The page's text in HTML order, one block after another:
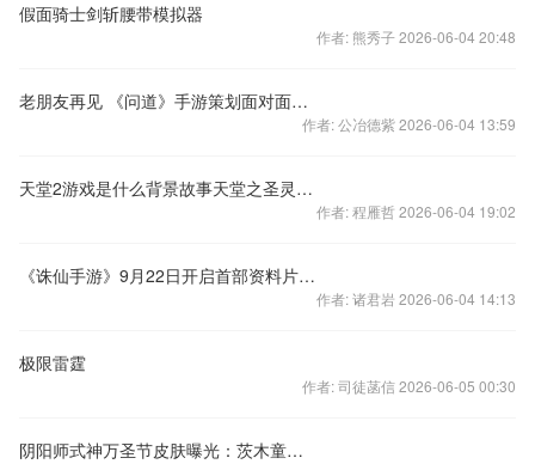
假面骑士剑斩腰带模拟器
作者: 熊秀子 2026-06-04 20:48
老朋友再见 《问道》手游策划面对面第二波实录
作者: 公冶德紫 2026-06-04 13:59
天堂2游戏是什么背景故事天堂之圣灵手游特色有哪些
作者: 程雁哲 2026-06-04 19:02
《诛仙手游》9月22日开启首部资料片 全新玩法系统爆料
作者: 诸君岩 2026-06-04 14:13
极限雷霆
作者: 司徒菡信 2026-06-05 00:30
阴阳师式神万圣节皮肤曝光：茨木童子和姑获鸟